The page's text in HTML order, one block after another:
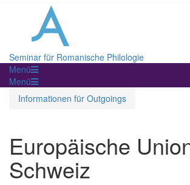
Seminar für Romanische Philologie
Menü
Menü
Informationen für Outgoings
Europäische
Schweiz